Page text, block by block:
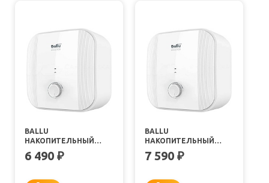
BALLU
НАКОПИТЕЛЬНЫЙ
ВОДОНАГРЕВАТЕЛЬ
CAPSULE PLUS U BWH/S
6 490 ₽
BALLU
НАКОПИТЕЛЬНЫЙ
ВОДОНАГРЕВАТЕЛЬ
CAPSULE PLUS U BWH/S
7 590 ₽